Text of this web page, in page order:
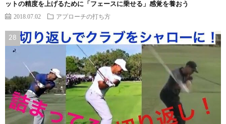
ットの精度を上げるために「フェースに乗せる」感覚を養おう
2018.07.02 アプローチの打ち方